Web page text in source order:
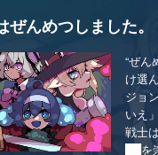
んめつしました。
“ぜん
け選
ジョ
いえ
戦士
██